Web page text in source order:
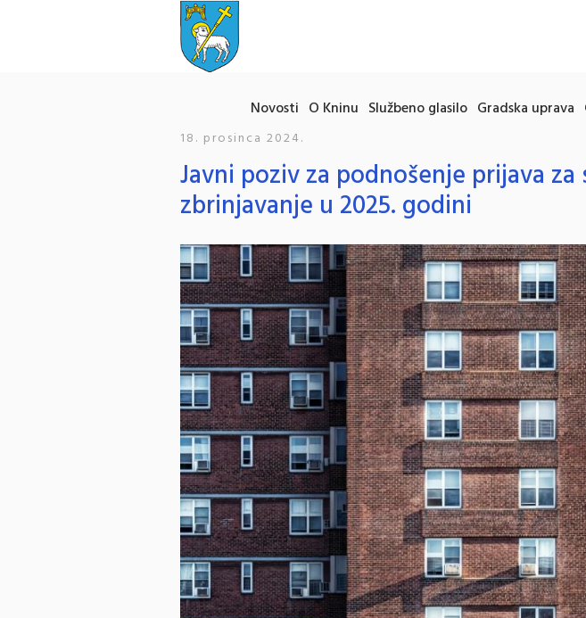
Novosti O Kninu Službeno glasilo Gradska uprava
18. prosinca 2024.
Javni poziv za podnošenje prijava
zbrinjavanje u 2025. godini